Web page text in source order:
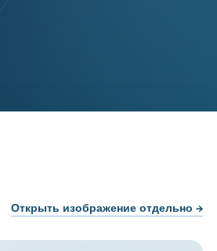
Открыть изображение отдельно →